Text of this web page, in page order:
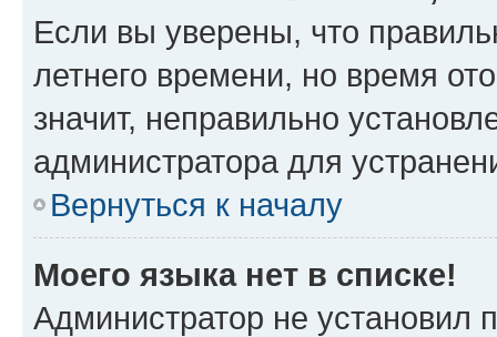
Если вы уверены, что
летнего времени, но время
значит, неправильно
администратора для
Вернуться к началу
Моего языка нет в списке!
Администратор не установил